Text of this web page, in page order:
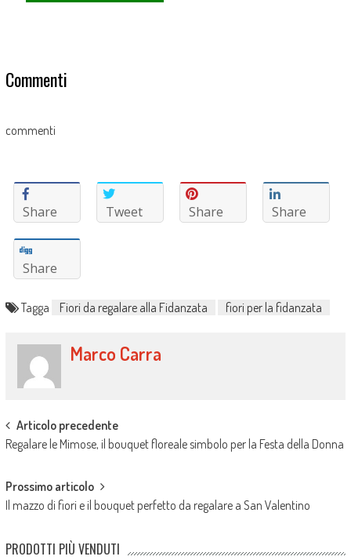
Commenti
commenti
Share Tweet Share Share
Share
Tagga Fiori da regalare alla Fidanzata fiori per la fidanzata
Marco Carra
Post
navigation
Articolo precedente
Regalare le Mimose, il bouquet floreale simbolo per la Festa della Donna
Prossimo articolo
Il mazzo di fiori e il bouquet perfetto da regalare a San Valentino
PRODOTTI PIÙ VENDUTI